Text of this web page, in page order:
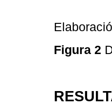
Figura 2